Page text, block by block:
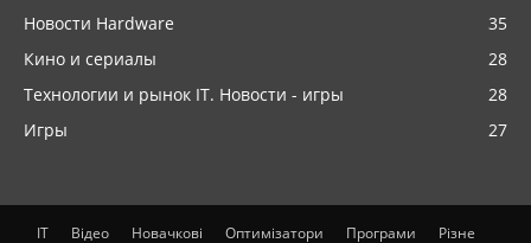
Новости Hardware
35
Кино и сериалы
28
Технологии и рынок IT. Новости - игры
28
Игры
27
IT Відео Новачкові Оптимізатори Програми Різне